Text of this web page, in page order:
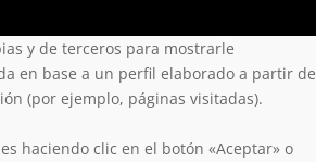
y de terceros para mostrarle
en base a un perfil elaborado a partir de
(por ejemplo, páginas visitadas).
haciendo clic en el botón «Aceptar» o